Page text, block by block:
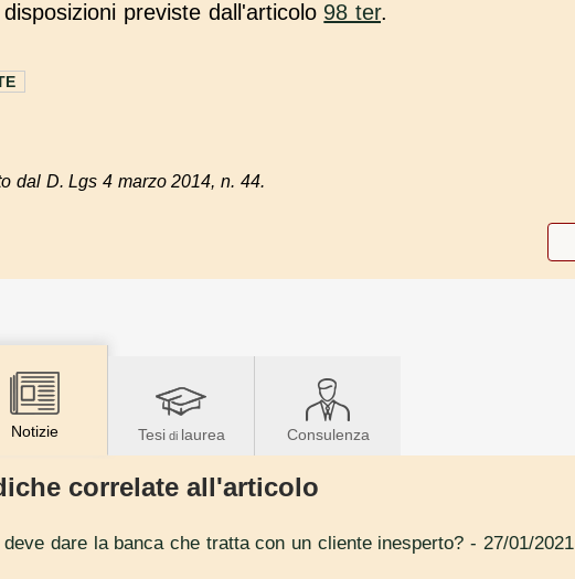
previste dall'articolo 98 ter.
dal D. Lgs 4 marzo 2014, n. 44.
Notizie Tesidi laurea Consulenza
correlate all'articolo
dare la banca che tratta con un cliente inesperto? - 27/01/2021